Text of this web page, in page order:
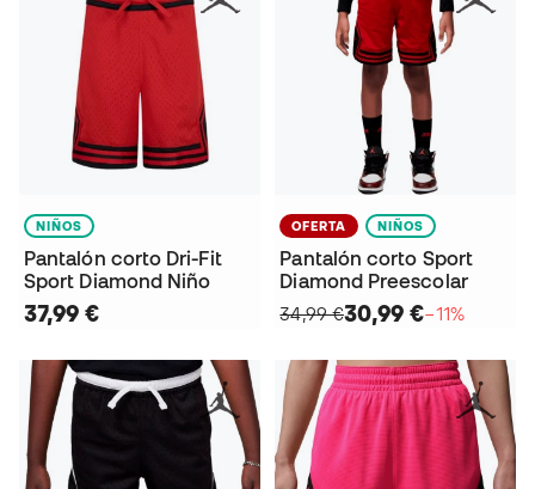
NIÑOS
Pantalón corto Dri-Fit
Sport Diamond Niño
37,99 €
OFERTA NIÑOS
Pantalón corto Sport
Diamond Preescolar
34,99 €30,99 €−11%